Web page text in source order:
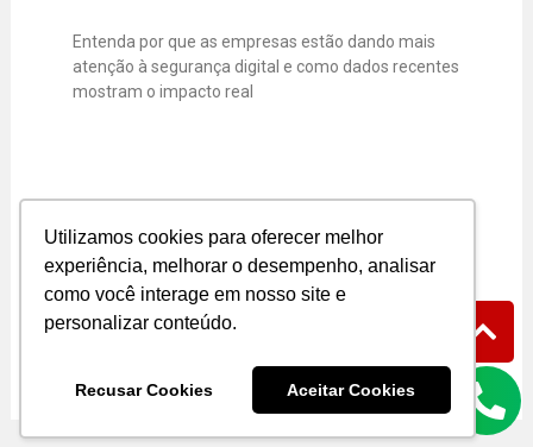
Utilizamos cookies para oferecer melhor
experiência, melhorar o desempenho, analisar
como você interage em nosso site e
personalizar conteúdo.
Recusar Cookies Aceitar Cookies
Entenda por que as empresas estão dando mais
atenção à segurança digital e como dados recentes
mostram o impacto real
Empresas
A segurança digital já não é mais “coisa de
empresa grande”. Hoje, pequenos e médios